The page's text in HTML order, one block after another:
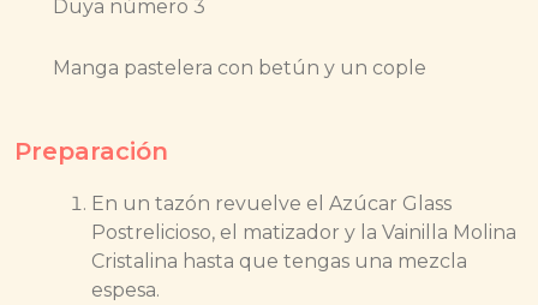
Duya número 3
Manga pastelera con betún y un cople
Preparación
En un tazón revuelve el Azúcar Glass
Postrelicioso, el matizador y la Vainilla Molina
Cristalina hasta que tengas una mezcla
espesa.